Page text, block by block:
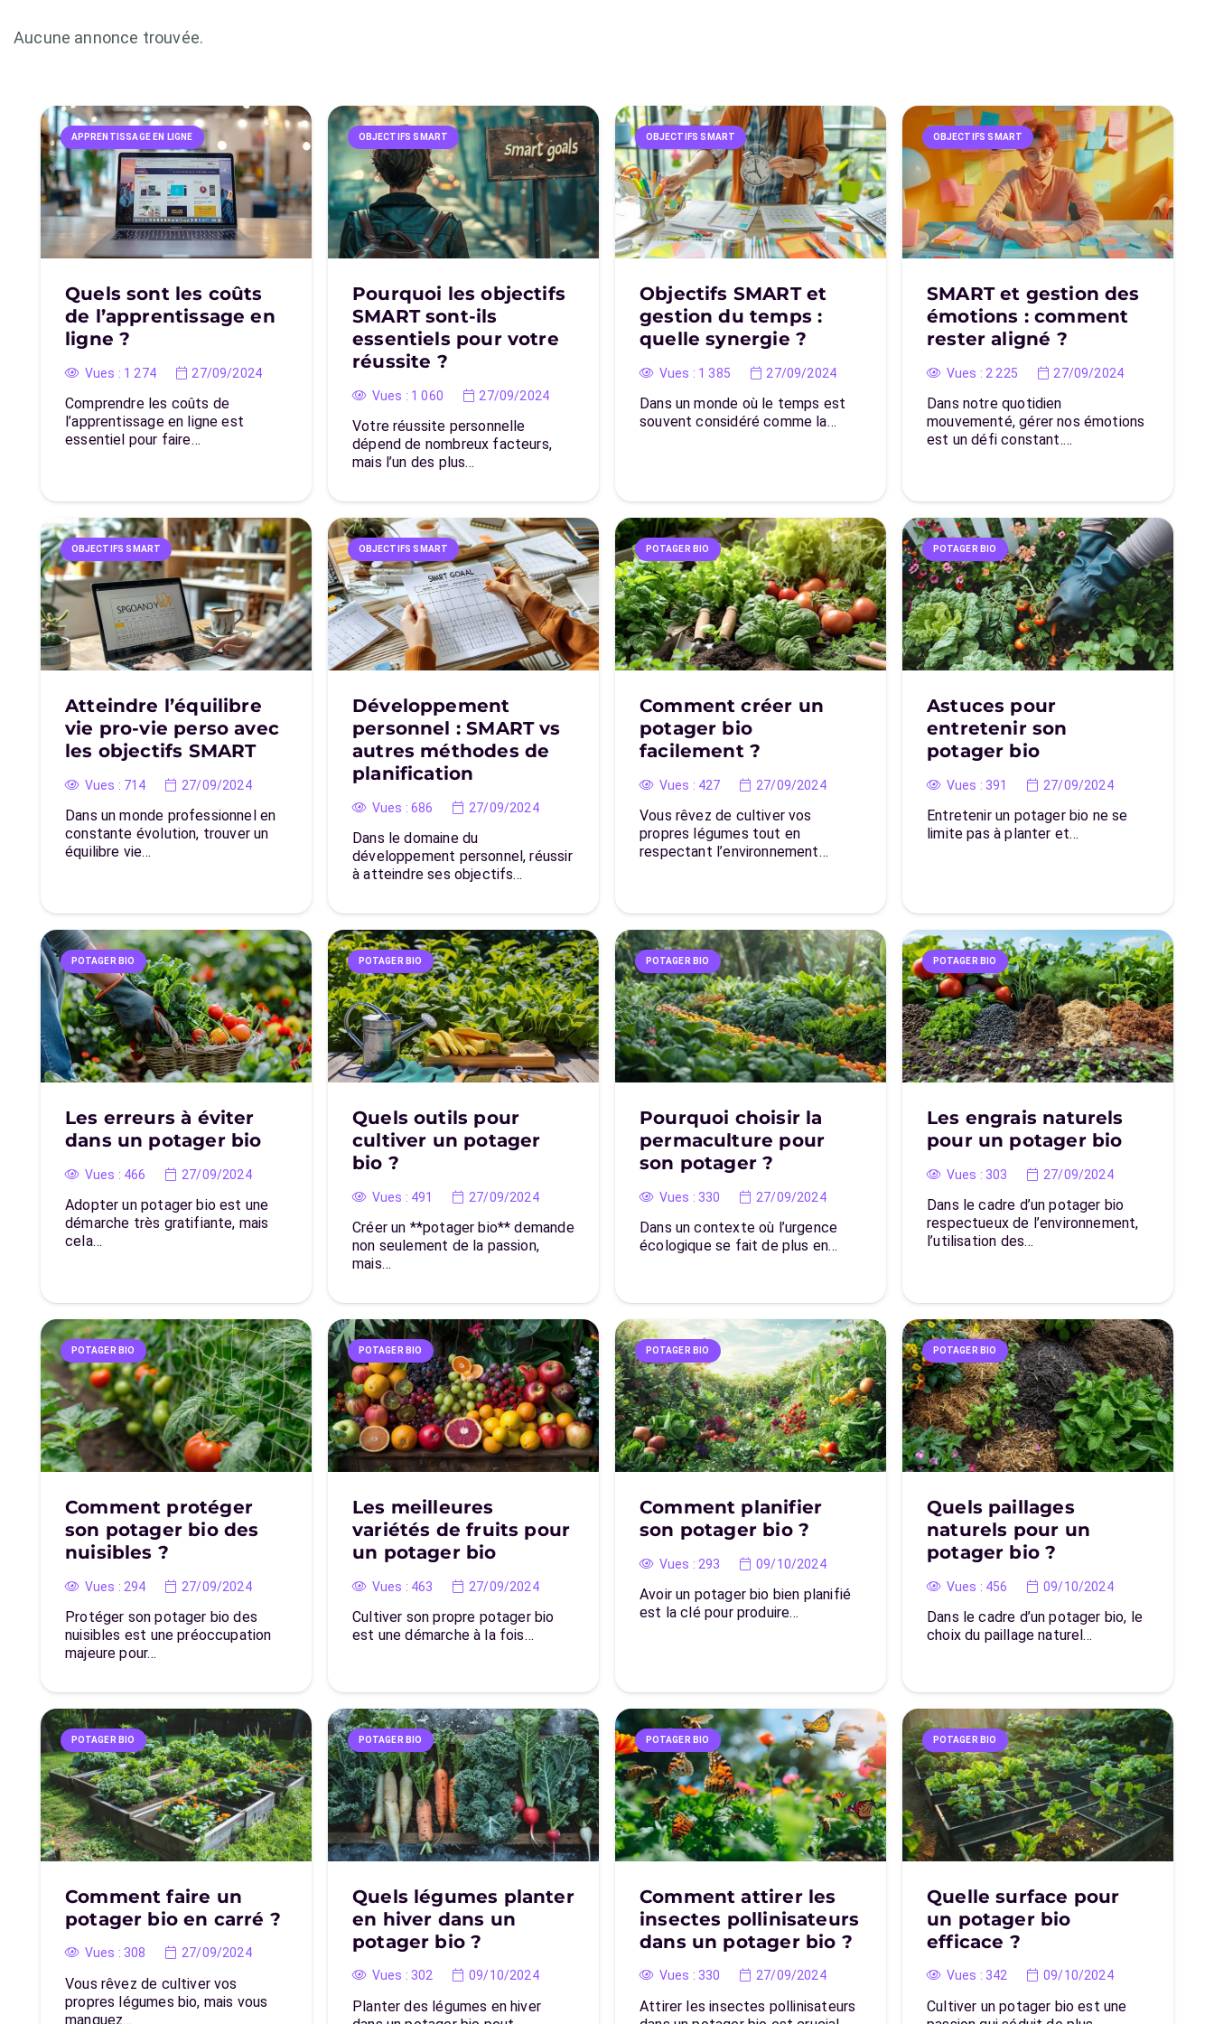
Aucune annonce trouvée.
APPRENTISSAGE EN LIGNE
Quels sont les coûts
de l’apprentissage en
ligne ?
Vues : 1 274 27/09/2024
Comprendre les coûts de
l’apprentissage en ligne est
essentiel pour faire…
OBJECTIFS SMART
Pourquoi les objectifs
SMART sont-ils
essentiels pour votre
réussite ?
Vues : 1 060 27/09/2024
Votre réussite personnelle
dépend de nombreux facteurs,
mais l’un des plus…
OBJECTIFS SMART
Objectifs SMART et
gestion du temps :
quelle synergie ?
Vues : 1 385 27/09/2024
Dans un monde où le temps est
souvent considéré comme la…
OBJECTIFS SMART
SMART et gestion des
émotions : comment
rester aligné ?
Vues : 2 225 27/09/2024
Dans notre quotidien
mouvementé, gérer nos émotions
est un défi constant.…
OBJECTIFS SMART
Atteindre l’équilibre
vie pro-vie perso avec
les objectifs SMART
Vues : 714 27/09/2024
Dans un monde professionnel en
constante évolution, trouver un
équilibre vie…
OBJECTIFS SMART
Développement
personnel : SMART vs
autres méthodes de
planification
Vues :686 27/09/2024
Dans le domaine du
développement personnel, réussir
à atteindre ses objectifs…
POTAGER BIO
Comment créer un
potager bio
facilement ?
Vues : 427 27/09/2024
Vous rêvez de cultiver vos
propres légumes tout en
respectant l’environnement…
POTAGER BIO
Astuces pour
entretenir son
potager bio
Vues : 391 27/09/2024
Entretenir un potager bio ne se
limite pas à planter et…
POTAGER BIO
Les erreurs à éviter
dans un potager bio
Vues : 466 27/09/2024
Adopter un potager bio est une
démarche très gratifiante, mais
cela…
POTAGER BIO
Quels outils pour
cultiver un potager
bio ?
Vues : 491 27/09/2024
Créer un **potager bio** demande
non seulement de la passion,
mais…
POTAGER BIO
Pourquoi choisir la
permaculture pour
son potager ?
Vues : 330 27/09/2024
Dans un contexte où l’urgence
écologique se fait de plus en…
POTAGER BIO
Les engrais naturels
pour un potager bio
Vues : 303 27/09/2024
Dans le cadre d’un potager bio
respectueux de l’environnement,
l’utilisation des…
POTAGER BIO
Comment protéger
son potager bio des
nuisibles ?
Vues : 294 27/09/2024
Protéger son potager bio des
nuisibles est une préoccupation
majeure pour…
POTAGER BIO
Les meilleures
variétés de fruits pour
un potager bio
Vues : 463 27/09/2024
Cultiver son propre potager bio
est une démarche à la fois…
POTAGER BIO
Comment planifier
son potager bio ?
Vues : 293 09/10/2024
Avoir un potager bio bien planifié
est la clé pour produire…
POTAGER BIO
Quels paillages
naturels pour un
potager bio ?
Vues : 456 09/10/2024
Dans le cadre d’un potager bio, le
choix du paillage naturel…
POTAGER BIO
Comment faire un
potager bio en carré ?
Vues : 308 27/09/2024
Vous rêvez de cultiver vos
propres légumes bio, mais vous
manquez…
POTAGER BIO
Quels légumes planter
en hiver dans un
potager bio ?
Vues : 302 09/10/2024
Planter des légumes en hiver
POTAGER BIO
Comment attirer les
insectes pollinisateurs
dans un potager bio ?
Vues : 330 27/09/2024
Attirer les insectes pollinisateurs
POTAGER BIO
Quelle surface pour
un potager bio
efficace ?
Vues : 342 09/10/2024
Cultiver un potager bio est une